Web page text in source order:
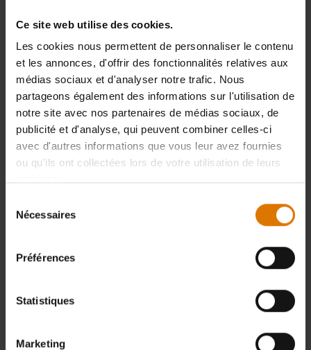
Ce site web utilise des cookies.
Les cookies nous permettent de personnaliser le contenu
et les annonces, d'offrir des fonctionnalités relatives aux
médias sociaux et d'analyser notre trafic. Nous
partageons également des informations sur l'utilisation de
notre site avec nos partenaires de médias sociaux, de
publicité et d'analyse, qui peuvent combiner celles-ci
avec d'autres informations que vous leur avez fournies
ou qu'ils ont collectées lors de votre utilisation de leurs
Nécessaires
Préférences
Statistiques
Marketing